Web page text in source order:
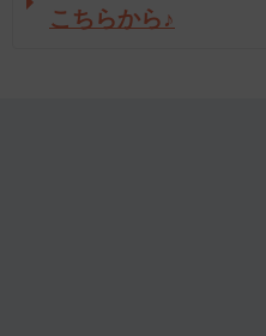
こちらから♪